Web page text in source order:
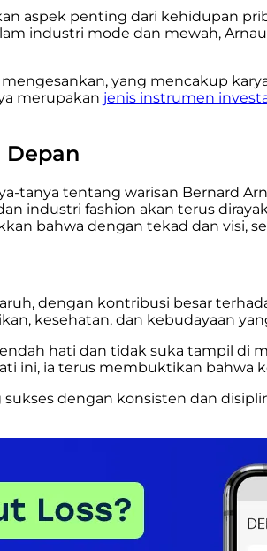
aspek penting dari kehidupan
industri mode dan mewah,
yang mencakup
merupakan jenis instrumen
Depan
tanya tentang warisan Bernard
industri fashion akan terus
bahwa dengan tekad dan visi,
dengan kontribusi besar
kesehatan, dan kebudayaan
hati dan tidak suka tampil
ini, ia terus membuktikan bahwa
dengan konsisten dan